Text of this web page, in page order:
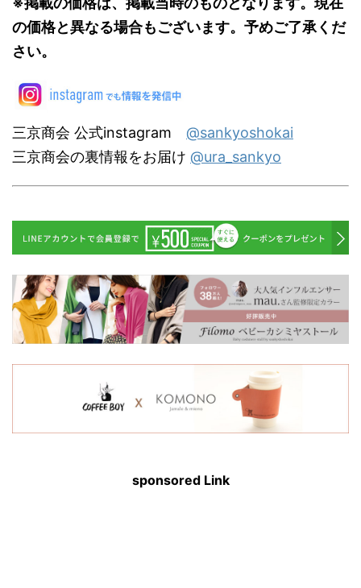
の価格と異なる場合もございます。予めご了承くだ
さい。
三京商会 公式instagram @sankyoshokai
三京商会の裏情報をお届け @ura_sankyo
sponsored Link